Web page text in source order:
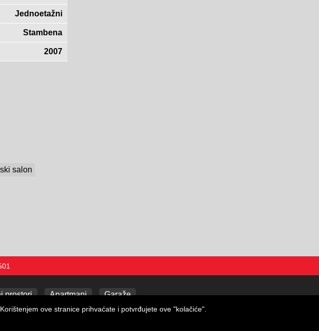
Jednoetažni
Stambena
2007
salon
prostori Apartmani Garaže
ove stranice prihvaćate i potvrđujete ove "kolačiće".